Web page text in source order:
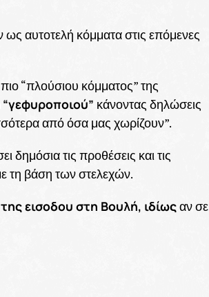
αυτοτελή κόμματα στις επόμενες
“πλούσιου κόμματος” της
κάνοντας δηλώσεις
από όσα μας χωρίζουν”.
δημόσια τις προθέσεις και τις
τη βάση των στελεχών.
εισοδου στη Βουλή, ιδίωςαν σε